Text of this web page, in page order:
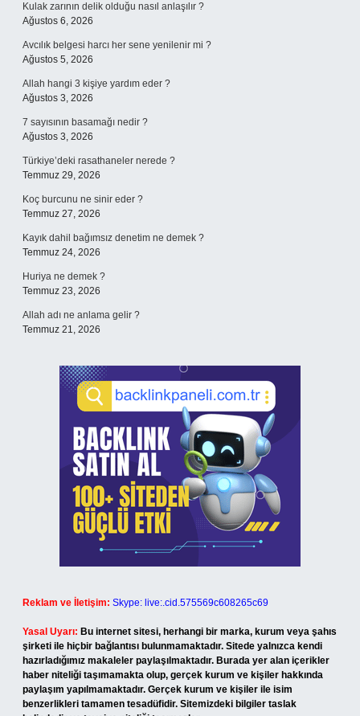
Kulak zarının delik olduğu nasıl anlaşılır ?
Ağustos 6, 2026
Avcılık belgesi harcı her sene yenilenir mi ?
Ağustos 5, 2026
Allah hangi 3 kişiye yardım eder ?
Ağustos 3, 2026
7 sayısının basamağı nedir ?
Ağustos 3, 2026
Türkiye’deki rasathaneler nerede ?
Temmuz 29, 2026
Koç burcunu ne sinir eder ?
Temmuz 27, 2026
Kayık dahil bağımsız denetim ne demek ?
Temmuz 24, 2026
Huriya ne demek ?
Temmuz 23, 2026
Allah adı ne anlama gelir ?
Temmuz 21, 2026
Reklam ve İletişim: Skype: live:.cid.575569c608265c69
Yasal Uyarı: Bu internet sitesi, herhangi bir marka, kurum veya şahıs
şirketi ile hiçbir bağlantısı bulunmamaktadır. Sitede yalnızca kendi
hazırladığımız makaleler paylaşılmaktadır. Burada yer alan içerikler
haber niteliği taşımamakta olup, gerçek kurum ve kişiler hakkında
paylaşım yapılmamaktadır. Gerçek kurum ve kişiler ile isim
benzerlikleri tamamen tesadüfidir. Sitemizdeki bilgiler taslak